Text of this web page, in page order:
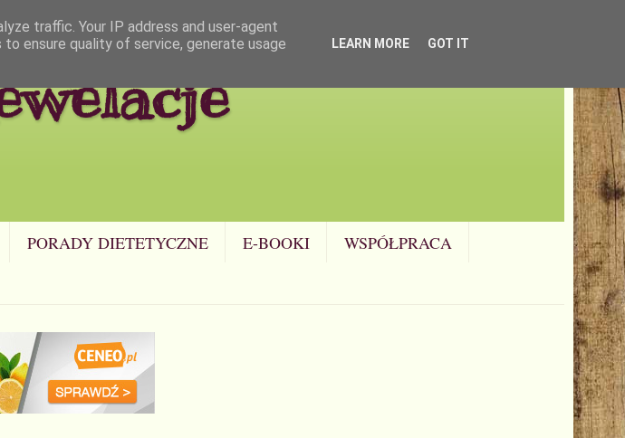
PORADY DIETETYCZNE E-BOOKI
WSPÓŁPRACA
traffic. Your IP address and user-agent
ensure quality of service, generate usage
LEARN MORE GOT IT